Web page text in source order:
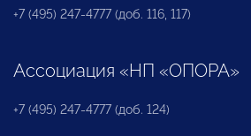
+7 (495) 247-4777 (доб. 116, 117)
Ассоциация «НП «ОПОРА»
+7 (495) 247-4777 (доб. 124)